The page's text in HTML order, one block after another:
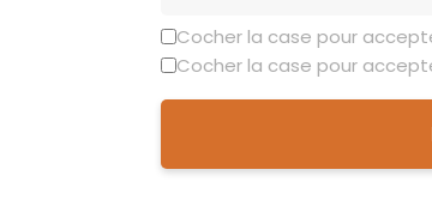
Cocher la case pour
Cocher la case pour